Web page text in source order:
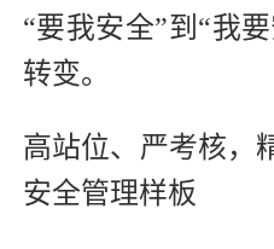
“要我安全”到“我
转变。
高站位、严考核，
安全管理样板